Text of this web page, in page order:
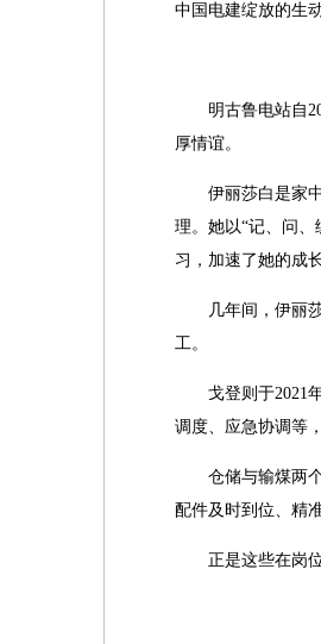
中国电建绽放的生动
明古鲁电站自
厚情谊。
伊丽莎白是家
理。她以“记、问
习，加速了她的成长
几年间，伊丽
工。
戈登则于2021
调度、应急协调等
仓储与输煤两
配件及时到位、精
正是这些在岗